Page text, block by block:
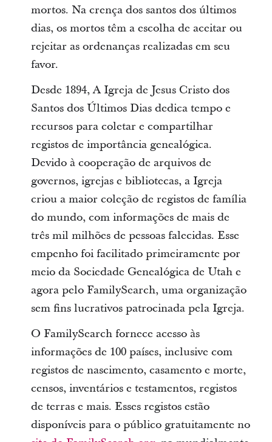
mortos. Na crença dos santos dos últimos
dias, os mortos têm a escolha de aceitar ou
rejeitar as ordenanças realizadas em seu
favor.
Desde 1894, A Igreja de Jesus Cristo dos
Santos dos Últimos Dias dedica tempo e
recursos para coletar e compartilhar
registos de importância genealógica.
Devido à cooperação de arquivos de
governos, igrejas e bibliotecas, a Igreja
criou a maior coleção de registos de família
do mundo, com informações de mais de
três mil milhões de pessoas falecidas. Esse
empenho foi facilitado primeiramente por
meio da Sociedade Genealógica de Utah e
agora pelo FamilySearch, uma organização
sem fins lucrativos patrocinada pela Igreja.
O FamilySearch fornece acesso às
informações de 100 países, inclusive com
registos de nascimento, casamento e morte,
censos, inventários e testamentos, registos
de terras e mais. Esses registos estão
disponíveis para o público gratuitamente no